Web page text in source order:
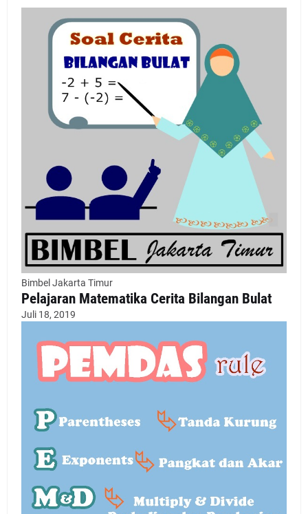
Bimbel Jakarta Timur
Pelajaran Matematika Cerita Bilangan Bulat
Juli 18, 2019